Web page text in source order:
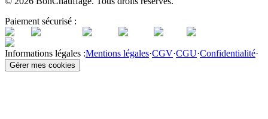
Paiement sécurisé :
Informations légales :Mentions légales·CGV·CGU·Confidentialité·
Gérer mes cookies